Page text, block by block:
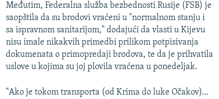
Međutim, Federalna služba bezbednosti Rusije (FSB) je
saopštila da su brodovi vraćeni u "normalnom stanju i
sa ispravnom sanitarijom," dodajući da vlasti u Kijevu
nisu imale nikakvih primedbi prilikom potpisivanja
dokumenata o primopredaji brodova, te da je prihvatila
uslove u kojima su joj plovila vraćena u ponedeljak.
"Ako je tokom transporta (od Krima do luke Očakov)…